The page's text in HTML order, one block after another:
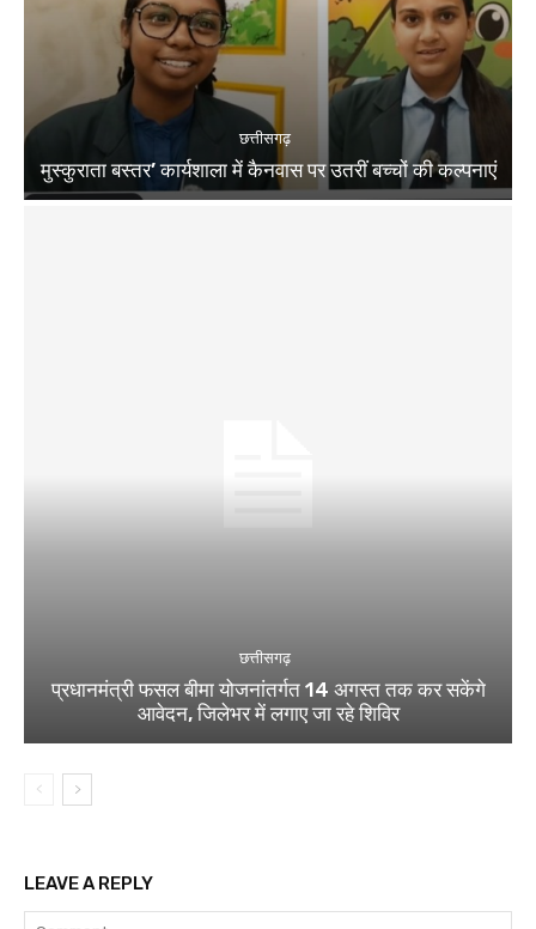
छत्तीसगढ़
मुस्कुराता बस्तर’ कार्यशाला में कैनवास पर उतरीं बच्चों की कल्पनाएं
छत्तीसगढ़
प्रधानमंत्री फसल बीमा योजनांतर्गत 14 अगस्त तक कर सकेंगे
आवेदन, जिलेभर में लगाए जा रहे शिविर
LEAVE A REPLY